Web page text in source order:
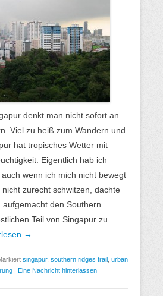
denkt man nicht sofort an
Viel zu heiß zum Wandern und
hat tropisches Wetter mit
Eigentlich hab ich
wenn ich mich nicht bewegt
zurecht schwitzen, dachte
aufgemacht den Southern
Teil von Singapur zu
→
singapur, southern ridges trail , urban
Eine Nachricht hinterlassen